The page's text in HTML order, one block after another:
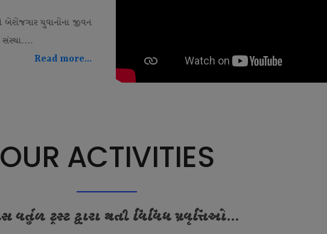
યુવાનોના જીવન
સંસ્થા....
Read more...
OUR ACTIVITIES
વર્તુળ ટ્રસ્ટ દ્વારા થતી વિવિધ પ્રવૃત્તિઓ...